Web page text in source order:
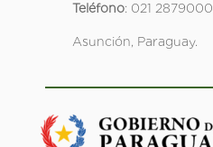
Teléfono: 021 2879000
Asunción, Paraguay.